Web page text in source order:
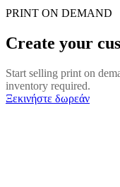
PRINT ON DEMAND
Create your
Start selling print on
inventory required.
Ξεκινήστε δωρεάν